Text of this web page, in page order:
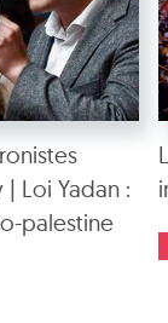
Loi Yadan :
palestine